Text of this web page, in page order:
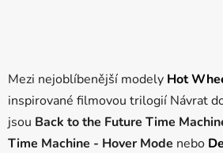
Mezi nejoblíbenější modely Hot
inspirované filmovou trilogií Návrat
jsou Back to the Future Time
Time Machine - Hover Mode nebo